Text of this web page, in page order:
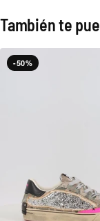
También te
-50%